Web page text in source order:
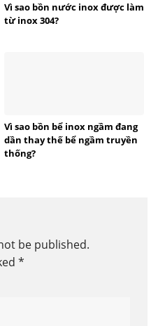
Vì sao bồn nước inox được làm
từ inox 304?
Vì sao bồn bể inox ngầm đang
dần thay thế bể ngầm truyền
thống?
be published.
*